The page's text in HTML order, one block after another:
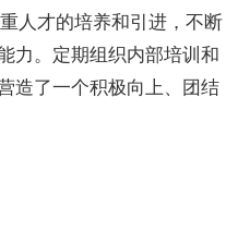
人才的培养和引进，不断
力。定期组织内部培训和
造了一个积极向上、团结